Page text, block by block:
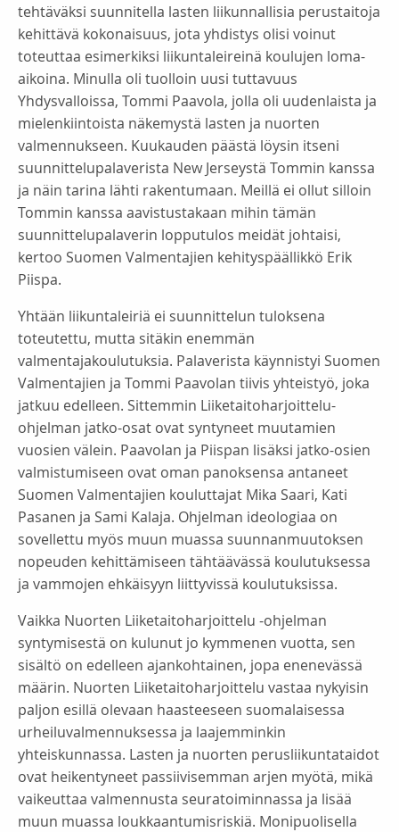
tehtäväksi suunnitella lasten liikunnallisia perustaitoja
kehittävä kokonaisuus, jota yhdistys olisi voinut
toteuttaa esimerkiksi liikuntaleireinä koulujen loma-
aikoina. Minulla oli tuolloin uusi tuttavuus
Yhdysvalloissa, Tommi Paavola, jolla oli uudenlaista ja
mielenkiintoista näkemystä lasten ja nuorten
valmennukseen. Kuukauden päästä löysin itseni
suunnittelupalaverista New Jerseystä Tommin kanssa
ja näin tarina lähti rakentumaan. Meillä ei ollut silloin
Tommin kanssa aavistustakaan mihin tämän
suunnittelupalaverin lopputulos meidät johtaisi,
kertoo Suomen Valmentajien kehityspäällikkö Erik
Piispa.
Yhtään liikuntaleiriä ei suunnittelun tuloksena
toteutettu, mutta sitäkin enemmän
valmentajakoulutuksia. Palaverista käynnistyi Suomen
Valmentajien ja Tommi Paavolan tiivis yhteistyö, joka
jatkuu edelleen. Sittemmin Liiketaitoharjoittelu-
ohjelman jatko-osat ovat syntyneet muutamien
vuosien välein. Paavolan ja Piispan lisäksi jatko-osien
valmistumiseen ovat oman panoksensa antaneet
Suomen Valmentajien kouluttajat Mika Saari, Kati
Pasanen ja Sami Kalaja. Ohjelman ideologiaa on
sovellettu myös muun muassa suunnanmuutoksen
nopeuden kehittämiseen tähtäävässä koulutuksessa
ja vammojen ehkäisyyn liittyvissä koulutuksissa.
Vaikka Nuorten Liiketaitoharjoittelu -ohjelman
syntymisestä on kulunut jo kymmenen vuotta, sen
sisältö on edelleen ajankohtainen, jopa enenevässä
määrin. Nuorten Liiketaitoharjoittelu vastaa nykyisin
paljon esillä olevaan haasteeseen suomalaisessa
urheiluvalmennuksessa ja laajemminkin
yhteiskunnassa. Lasten ja nuorten perusliikuntataidot
ovat heikentyneet passiivisemman arjen myötä, mikä
vaikeuttaa valmennusta seuratoiminnassa ja lisää
muun muassa loukkaantumisriskiä. Monipuolisella